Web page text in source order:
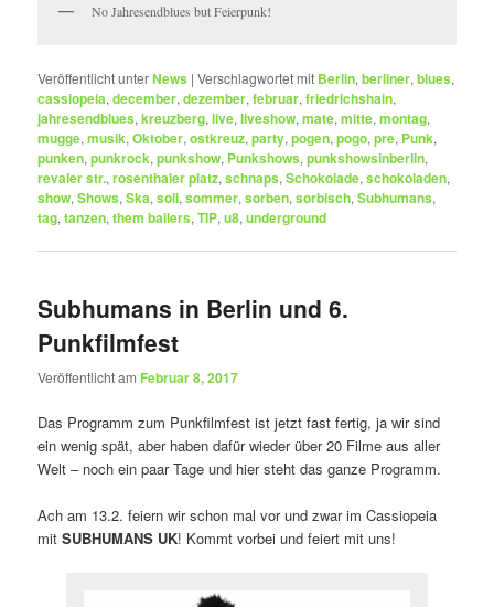
No Jahresendblues but Feierpunk!
Veröffentlicht unterNews |Verschlagwortet mit Berlin,berliner,blues,
cassiopeia,december,dezember,februar,friedrichshain,
jahresendblues,kreuzberg,live,liveshow,mate,mitte,montag,
mugge,musik,Oktober,ostkreuz,party,pogen,pogo,pre, Punk,
punken,punkrock,punkshow, Punkshows,punkshowsinberlin,
revaler str.,rosenthaler platz,schnaps,Schokolade,schokoladen,
show,Shows,Ska,soli,sommer,sorben,sorbisch,Subhumans,
tag,tanzen,them bailers,TIP,u8,underground
Subhumans in Berlin und 6.
Punkfilmfest
Veröffentlicht am Februar 8, 2017
Das Programm zum Punkfilmfest ist jetzt fast fertig, ja wir sind
ein wenig spät, aber haben dafür wieder über 20 Filme aus aller
Welt – noch ein paar Tage und hier steht das ganze Programm.
Ach am 13.2. feiern wir schon mal vor und zwar im Cassiopeia
mitSUBHUMANS UK! Kommt vorbei und feiert mit uns!